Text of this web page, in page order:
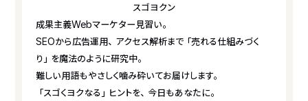
スゴヨクン
成果主義Webマーケター見習い。
SEOから広告運用、アクセス解析まで「売れる仕組みづく
り」を魔法のように研究中。
難しい用語もやさしく噛み砕いてお届けします。
「スゴくヨクなる」ヒントを、今日もあなたに。